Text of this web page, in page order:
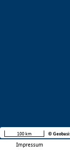
Impressum
100 km ©